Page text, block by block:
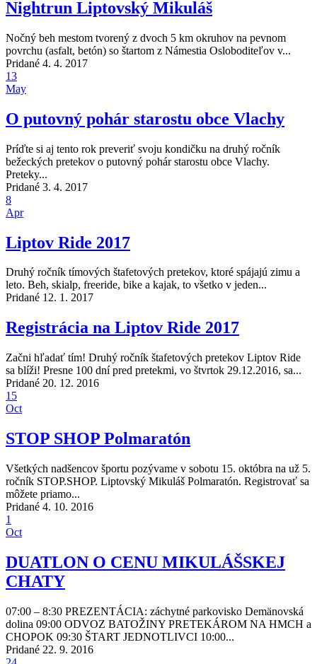
Nightrun Liptovský Mikuláš
Nočný beh mestom tvorený z dvoch 5 km okruhov na pevnom
povrchu (asfalt, betón) so štartom z Námestia Osloboditeľov v...
Pridané 4. 4. 2017
13
May
O putovný pohár starostu obce Vlachy
Príďte si aj tento rok preveriť svoju kondičku na druhý ročník
bežeckých pretekov o putovný pohár starostu obce Vlachy.
Preteky...
Pridané 3. 4. 2017
8
Apr
Liptov Ride 2017
Druhý ročník tímových štafetových pretekov, ktoré spájajú zimu a
leto. Beh, skialp, freeride, bike a kajak, to všetko v jeden...
Pridané 12. 1. 2017
Registrácia na Liptov Ride 2017
Začni hľadať tím! Druhý ročník štafetových pretekov Liptov Ride
sa blíži! Presne 100 dní pred pretekmi, vo štvrtok 29.12.2016, sa...
Pridané 20. 12. 2016
15
Oct
STOP SHOP Polmaratón
Všetkých nadšencov športu pozývame v sobotu 15. októbra na už 5.
ročník STOP.SHOP. Liptovský Mikuláš Polmaratón. Registrovať sa
môžete priamo...
Pridané 4. 10. 2016
1
Oct
DUATLON O CENU MIKULÁŠSKEJ
CHATY
07:00 – 8:30 PREZENTÁCIA: záchytné parkovisko Demänovská
dolina 09:00 ODVOZ BATOŽINY PRETEKÁROM NA HMCH a
CHOPOK 09:30 ŠTART JEDNOTLIVCI 10:00...
Pridané 22. 9. 2016